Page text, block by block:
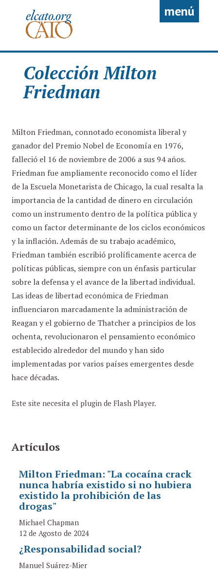
menú
Colección Milton
Friedman
Milton Friedman, connotado economista liberal y
ganador del Premio Nobel de Economía en 1976,
falleció el 16 de noviembre de 2006 a sus 94 años.
Friedman fue ampliamente reconocido como el líder
de la Escuela Monetarista de Chicago, la cual resalta la
importancia de la cantidad de dinero en circulación
como un instrumento dentro de la política pública y
como un factor determinante de los ciclos económicos
y la inflación. Además de su trabajo académico,
Friedman también escribió prolíficamente acerca de
políticas públicas, siempre con un énfasis particular
sobre la defensa y el avance de la libertad individual.
Las ideas de libertad económica de Friedman
influenciaron marcadamente la administración de
Reagan y el gobierno de Thatcher a principios de los
ochenta, revolucionaron el pensamiento económico
establecido alrededor del mundo y han sido
implementadas por varios países emergentes desde
hace décadas.
Este site necesita el plugin de Flash Player.
Artículos
Milton Friedman: "La cocaína crack
nunca habría existido si no hubiera
existido la prohibición de las
drogas"
Michael Chapman
12 de Agosto de 2024
¿Responsabilidad social?
Manuel Suárez-Mier